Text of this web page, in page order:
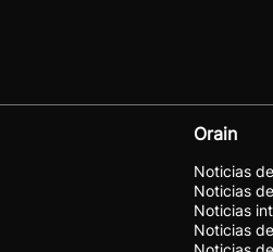
Orain
Noticias
Noticias
Noticias
Noticias